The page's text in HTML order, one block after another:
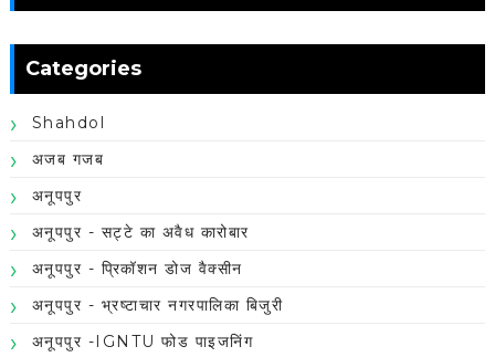
Categories
Shahdol
अजब गजब
अनूपपुर
अनूपपुर - सट्टे का अवैध कारोबार
अनूपपुर - प्रिकॉशन डोज वैक्सीन
अनूपपुर - भ्रष्टाचार नगरपालिका बिजुरी
अनूपपुर -IGNTU फोड पाइजनिंग